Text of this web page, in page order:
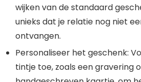
wijken van de standaard
unieks dat je relatie nog niet
ontvangen.
Personaliseer het geschenk:
tintje toe, zoals een gravering